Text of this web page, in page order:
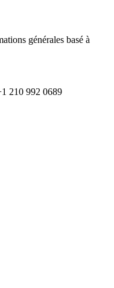
générales basé à
210 992 0689